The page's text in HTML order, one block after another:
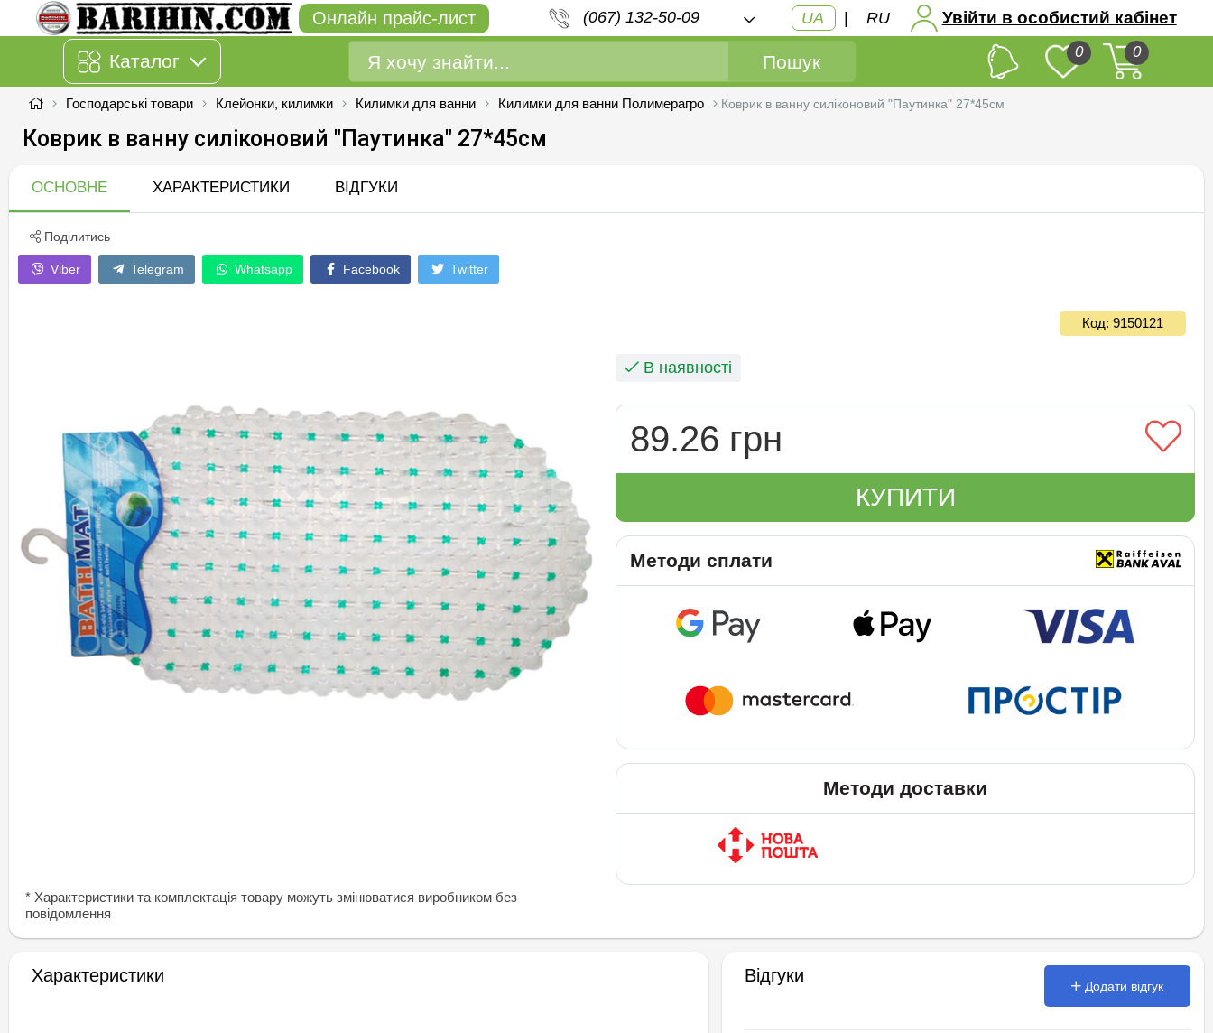
Онлайн прайс-лист (067) 132-50-09 UA | RU Увійти в особистий кабінет
Каталог Пошук 0 0
Господарські товари Клейонки, килимки Килимки для ванни Килимки для ванни Полимерагро Коврик в ванну силiконовий "Паутинка" 27*45см
Коврик в ванну силiконовий "Паутинка" 27*45см
ОСНОВНЕ ХАРАКТЕРИСТИКИ ВІДГУКИ
Поділитись
Viber Telegram Whatsapp Facebook Twitter
* Характеристики та комплектація товару можуть змінюватися виробником без
повідомлення
Код: 9150121
В наявності
89.26 грн
КУПИТИ
Методи сплати
Методи доставки
Характеристики Відгуки
Додати відгук